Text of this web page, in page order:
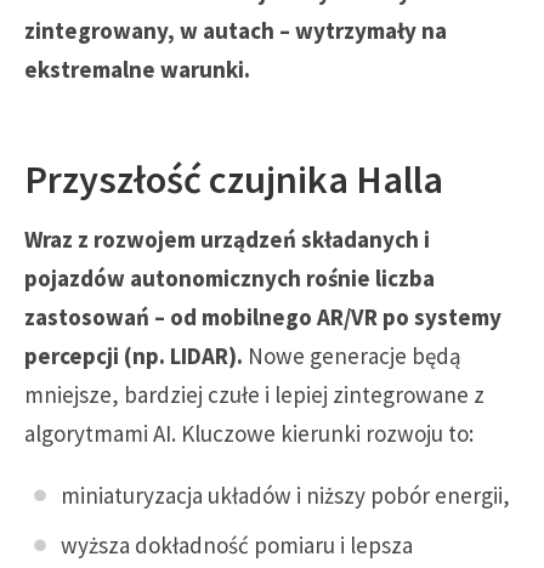
zintegrowany, w autach – wytrzymały na
ekstremalne warunki.
Przyszłość czujnika Halla
Wraz z rozwojem urządzeń składanych i
pojazdów autonomicznych rośnie liczba
zastosowań – od mobilnego AR/VR po systemy
percepcji (np. LIDAR). Nowe generacje będą
mniejsze, bardziej czułe i lepiej zintegrowane z
algorytmami AI. Kluczowe kierunki rozwoju to:
miniaturyzacja układów i niższy pobór energii,
wyższa dokładność pomiaru i lepsza